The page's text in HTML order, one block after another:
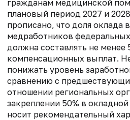
гражданам медицинской
плановый период 2027 и
прописано, что доля оклада
медработников
должна составлять не менее
компенсационных выплат.
понижать уровень
сравнению с
отношении региональных
закреплении 50% в
носит рекомендательный